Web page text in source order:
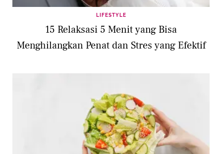
LIFESTYLE
15 Relaksasi 5 Menit yang Bisa
Menghilangkan Penat dan Stres yang Efektif